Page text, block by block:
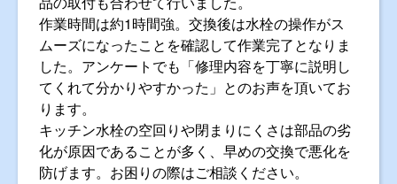
作業時間は約1時間強。交換後は水栓の操作がス
ムーズになったことを確認して作業完了となりま
した。アンケートでも「修理内容を丁寧に説明し
てくれて分かりやすかった」とのお声を頂いてお
ります。
キッチン水栓の空回りや閉まりにくさは部品の劣
化が原因であることが多く、早めの交換で悪化を
防げます。お困りの際はご相談ください。